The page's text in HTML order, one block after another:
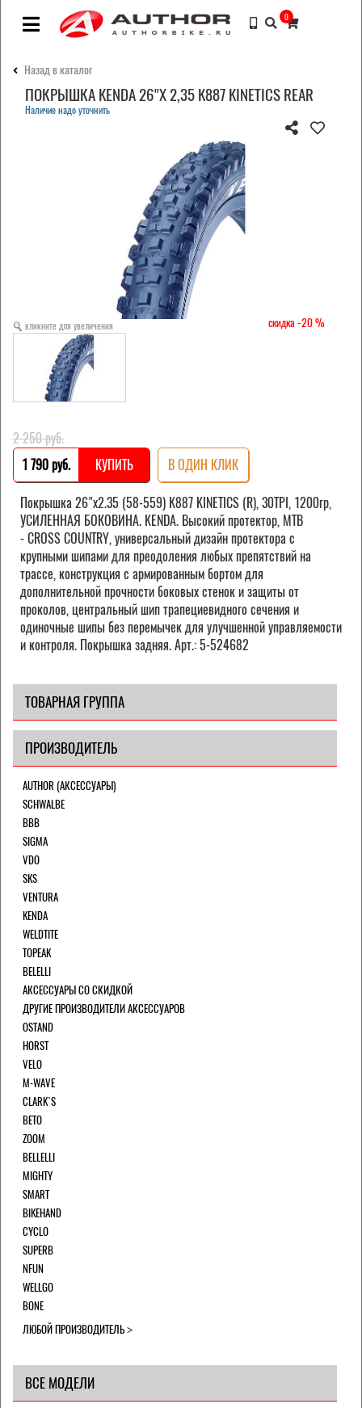
0
Назад в каталог
ПОКРЫШКА KENDA 26"Х 2,35 K887 KINETICS REAR
Наличие надо уточнить
-20
кликните для увеличения
2 250 pуб.
1 790 pуб.
КУПИТЬ В ОДИН КЛИК
Покрышка 26"х2.35 (58-559) K887 KINETICS (R), 30TPI, 1200гр,
УСИЛЕННАЯ БОКОВИНА. KENDA. Высокий протектор, MTB
-CROSS COUNTRY, универсальный дизайн протектора с
крупными шипами для преодоления любых препятствий на
трассе, конструкция с армированным бортом для
дополнительной прочности боковых стенок и защиты от
проколов, центральный шип трапециевидного сечения и
одиночные шипы без перемычек для улучшенной управляемости
и контроля. Покрышка задняя. Арт.: 5-524682
ТОВАРНАЯ ГРУППА
ПРОИЗВОДИТЕЛЬ
AUTHOR (АКСЕССУАРЫ)
SCHWALBE
BBB
SIGMA
VDO
SKS
VENTURA
KENDA
WELDTITE
TOPEAK
BELELLI
АКСЕССУАРЫ СО СКИДКОЙ
ДРУГИЕ ПРОИЗВОДИТЕЛИ АКСЕССУАРОВ
OSTAND
HORST
VELO
M-WAVE
CLARK`S
BETO
ZOOM
BELLELLI
MIGHTY
SMART
BIKEHAND
CYCLO
SUPERB
NFUN
WELLGO
BONE
ЛЮБОЙ ПРОИЗВОДИТЕЛЬ
ВСЕ МОДЕЛИ